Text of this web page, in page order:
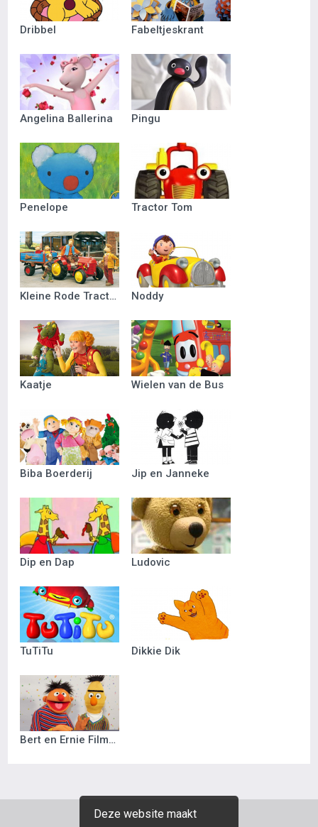
Dribbel Fabeltjeskrant
Angelina Ballerina Pingu
Penelope Tractor Tom
Kleine Rode Tractor Noddy
Kaatje Wielen van de Bus
Biba Boerderij Jip en Janneke
Dip en Dap Ludovic
TuTiTu Dikkie Dik
Bert en Ernie Filmpjes
Deze website maakt